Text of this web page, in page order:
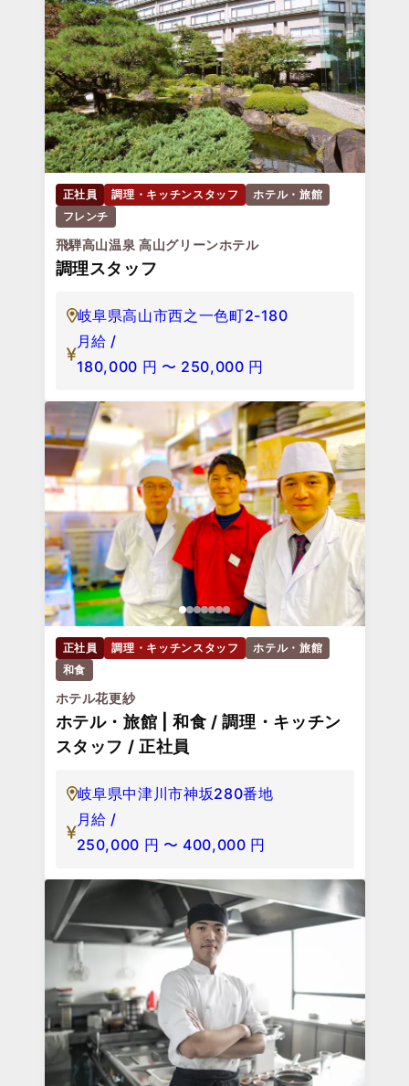
正社員 調理・キッチンスタッフ
ホテル・旅館
フレンチ
飛騨高山温泉 高山グリーンホテル
調理スタッフ
岐阜県高山市西之一色町2-180
月給 /
180,000 円 〜 250,000 円
正社員 調理・キッチンスタッフ
ホテル・旅館
和食
ホテル花更紗
ホテル・旅館 | 和食 / 調理・キッチン
スタッフ / 正社員
岐阜県中津川市神坂280番地
月給 /
250,000 円 〜 400,000 円